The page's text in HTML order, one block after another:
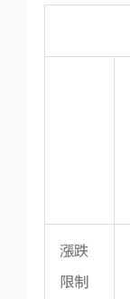
漲跌
限制